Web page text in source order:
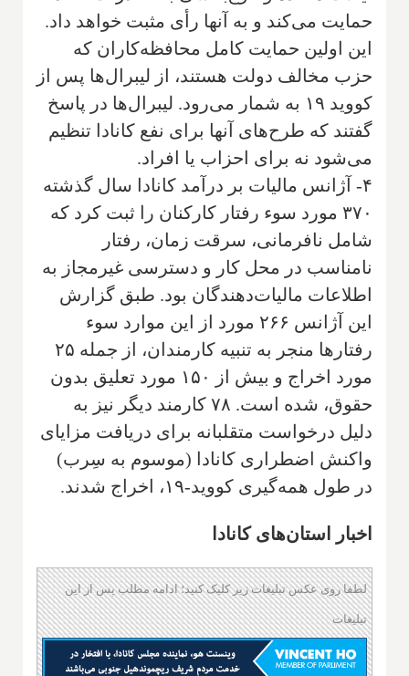
حمایت می‌کند و به آنها رأی مثبت خواهد داد.
این اولین حمایت کامل محافظه‌کاران که
حزب مخالف دولت هستند، از لیبرال‌ها پس از
کووید ۱۹ به شمار می‌رود. لیبرال‌ها در پاسخ
گفتند که طرح‌های آنها برای نفع کانادا تنظیم
می‌شود نه برای احزاب یا افراد.
۴- آژانس مالیات بر درآمد کانادا سال گذشته
۳۷۰ مورد سوء رفتار کارکنان را ثبت کرد که
شامل نافرمانی، سرقت زمان، رفتار
نامناسب در محل کار و دسترسی غیرمجاز به
اطلاعات مالیات‌دهندگان بود. طبق گزارش
این آژانس ۲۶۶ مورد از این موارد سوء
رفتارها منجر به تنبیه کارمندان، از جمله ۲۵
مورد اخراج و بیش از ۱۵۰ مورد تعلیق بدون
حقوق، شده است. ۷۸ کارمند دیگر نیز به
دلیل درخواست متقلبانه برای دریافت مزایای
واکنش اضطراری کانادا (موسوم به سِرب)
در طول همه‌گیری کووید-۱۹، اخراج شدند.
اخبار استان‌های کانادا
لطفا روی عکس تبلیغات زیر کلیک کنید؛ ادامه مطلب پس از این
تبلیغات